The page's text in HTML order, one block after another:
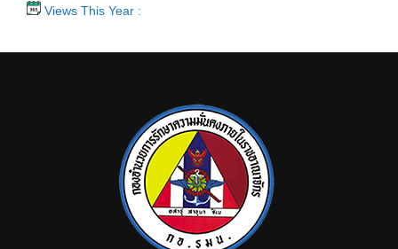
Views This Year :